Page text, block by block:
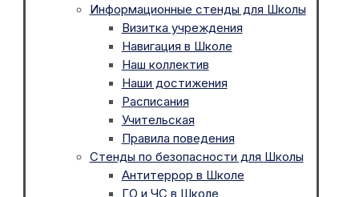
Информационные стенды для Школы
Визитка учреждения
Навигация в Школе
Наш коллектив
Наши достижения
Расписания
Учительская
Правила поведения
Стенды по безопасности для Школы
Антитеррор в Школе
ГО и ЧС в Школе